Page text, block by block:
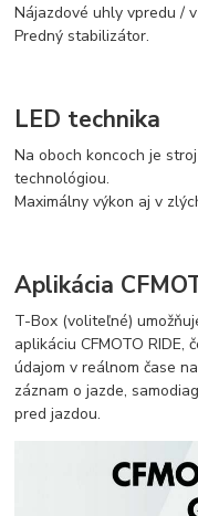
Nájazdové uhly vpredu /
Predný stabilizátor.
LED technika
Na oboch koncoch je
technológiou.
Maximálny výkon aj v
Aplikácia
T-Box (voliteľné)
aplikáciu CFMOTO
údajom v reálnom čase
záznam o jazde,
pred jazdou.